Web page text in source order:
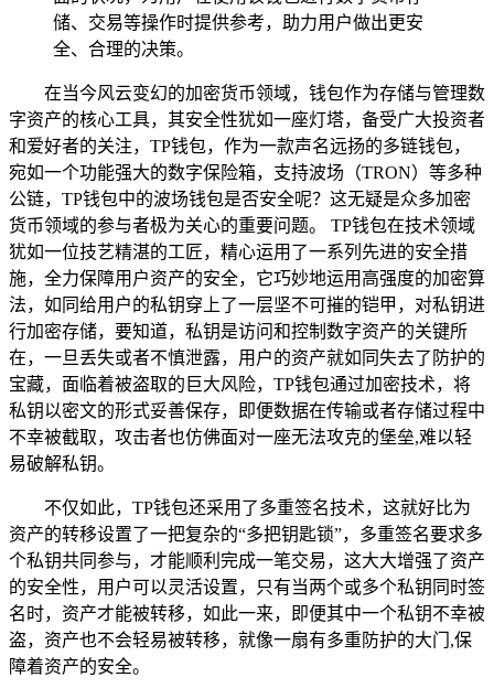
储、交易等操作时提供参考，助力用户做出更安
全、合理的决策。
在当今风云变幻的加密货币领域，钱包作为存储与管理数
字资产的核心工具，其安全性犹如一座灯塔，备受广大投资者
和爱好者的关注，TP钱包，作为一款声名远扬的多链钱包，
宛如一个功能强大的数字保险箱，支持波场（TRON）等多种
公链，TP钱包中的波场钱包是否安全呢？这无疑是众多加密
货币领域的参与者极为关心的重要问题。 TP钱包在技术领域
犹如一位技艺精湛的工匠，精心运用了一系列先进的安全措
施，全力保障用户资产的安全，它巧妙地运用高强度的加密算
法，如同给用户的私钥穿上了一层坚不可摧的铠甲，对私钥进
行加密存储，要知道，私钥是访问和控制数字资产的关键所
在，一旦丢失或者不慎泄露，用户的资产就如同失去了防护的
宝藏，面临着被盗取的巨大风险，TP钱包通过加密技术，将
私钥以密文的形式妥善保存，即便数据在传输或者存储过程中
不幸被截取，攻击者也仿佛面对一座无法攻克的堡垒,难以轻
易破解私钥。
不仅如此，TP钱包还采用了多重签名技术，这就好比为
资产的转移设置了一把复杂的“多把钥匙锁”，多重签名要求多
个私钥共同参与，才能顺利完成一笔交易，这大大增强了资产
的安全性，用户可以灵活设置，只有当两个或多个私钥同时签
名时，资产才能被转移，如此一来，即便其中一个私钥不幸被
盗，资产也不会轻易被转移，就像一扇有多重防护的大门,保
障着资产的安全。